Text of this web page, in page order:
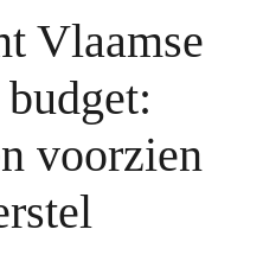
Vlaamse
voorzien